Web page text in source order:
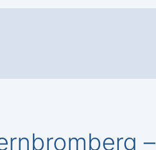
–